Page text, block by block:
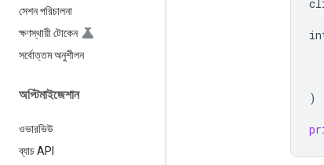
সেশন পরিচালনা
ক্ষণস্থায়ী টোকেন
সর্বোত্তম অনুশীলন
অপ্টিমাইজেশান
ওভারভিউ
ব্যাচ API
)